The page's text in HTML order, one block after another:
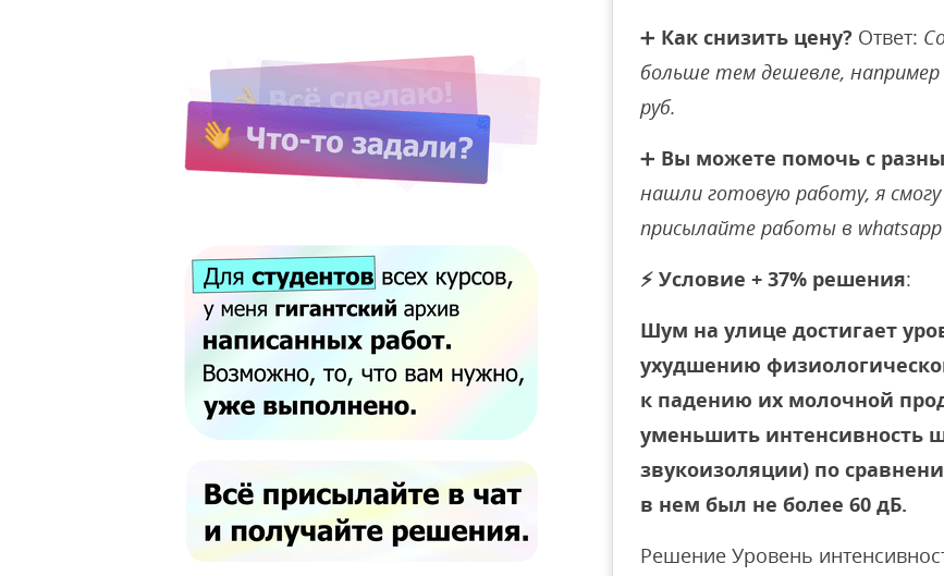
➕ Как снизить цену? Ответ:
больше тем дешевле,
руб.
➕ Вы можете помочь с
нашли готовую работу, я
присылайте работы в whatsapp
⚡ Условие + 37% решения:
Шум на улице достигает
ухудшению
к падению их молочной
уменьшить интенсивность
звукоизоляции) по
в нем был не более 60 дБ.
Решение Уровень